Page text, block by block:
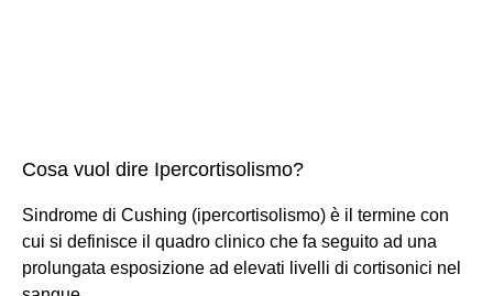
Cosa vuol dire Ipercortisolismo?
Sindrome di Cushing (ipercortisolismo) è il termine con
cui si definisce il quadro clinico che fa seguito ad una
prolungata esposizione ad elevati livelli di cortisonici nel